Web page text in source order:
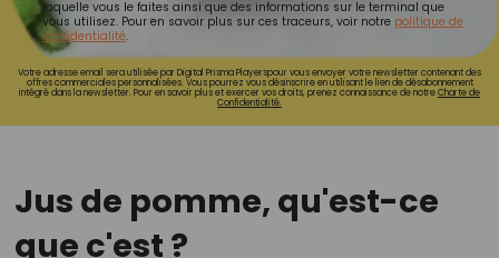
laquelle vous le faites ainsi que des informations sur le terminal que
vous utilisez. Pour en savoir plus sur ces traceurs, voir notre politique de
confidentialité.
Votre adresse email sera utilisée par Digital Prisma Playerspour vous envoyer votre newsletter contenant des
offres commerciales personnalisées. Vous pourrez vous désinscrire en utilisant le lien de désabonnement
intégré dans la newsletter. Pour en savoir plus et exercer vos droits, prenez connaissance de notreCharte de
Confidentialité.
Jus de pomme, qu'est-ce
que c'est ?